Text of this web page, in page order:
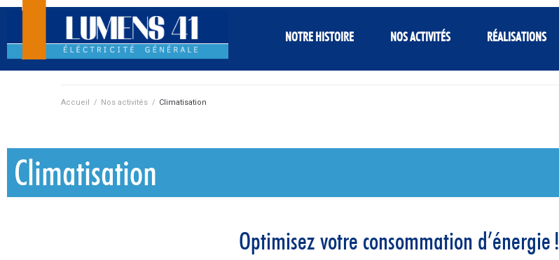
NOTRE HISTOIRE NOS ACTIVITÉS RÉALISATIONS
Accueil / Nos activités / Climatisation
Climatisation
Optimisez votre consommation d’énergie !